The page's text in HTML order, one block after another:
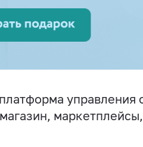
управления